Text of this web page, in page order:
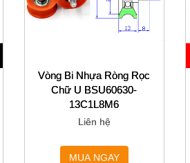
Vòng Bi Nhựa Ròng Rọc
Chữ U BSU60630-
13C1L8M6
Liên hệ
MUA NGAY
Thương hiệu: MASIMEI